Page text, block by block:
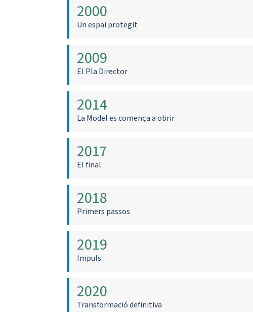
2000
Un espai protegit
2009
El Pla Director
2014
La Model es comença a obrir
2017
El final
2018
Primers passos
2019
Impuls
2020
Transformació definitiva